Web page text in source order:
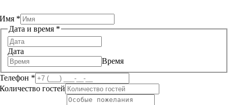
Имя *
Дата и время *
Дата
Время
Телефон *
Количество гостей